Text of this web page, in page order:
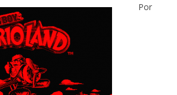
Por